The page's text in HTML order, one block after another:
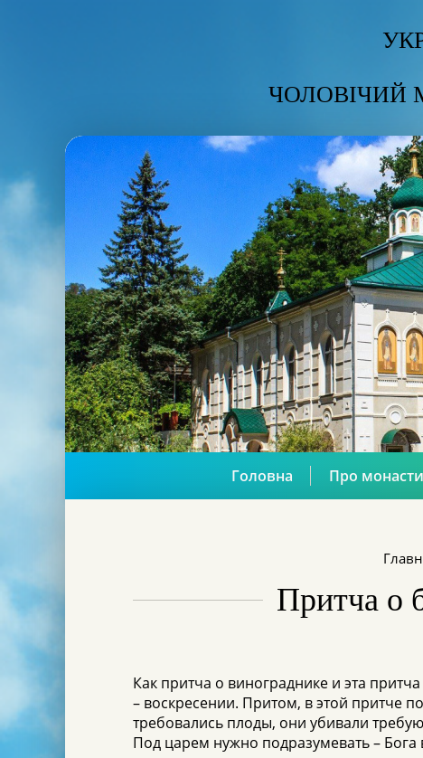
ЧОЛОВІЧИЙ
Головна Про
Притча о
Как притча о винограднике и эта
– воскресении. Притом, в этой притче
требовались плоды, они убивали
Под царем нужно подразумевать –